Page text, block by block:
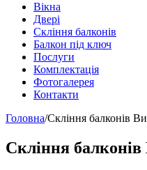
Вікна
Двері
Скління балконів
Балкон під ключ
Послуги
Комплектація
Фотогалерея
Контакти
Головна/Скління балконів
Скління